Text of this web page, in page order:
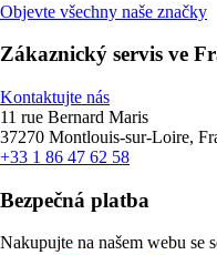
Objevte všechny naše značky
Zákaznický servis ve
Kontaktujte nás
11 rue Bernard Maris
37270 Montlouis-sur-Loire,
+33 1 86 47 62 58
Bezpečná platba
Nakupujte na našem webu se